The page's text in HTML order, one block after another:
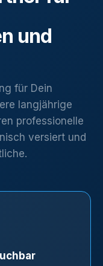
und
für Dein
langjährige
professionelle
versiert und